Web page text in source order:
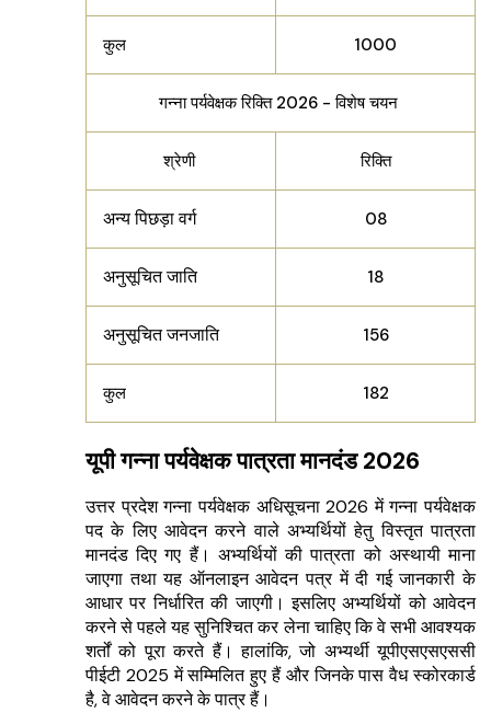
कुल 1000
गन्ना पर्यवेक्षक रिक्ति 2026 - विशेष चयन
श्रेणी रिक्ति
अन्य पिछड़ा वर्ग 08
अनुसूचित जाति 18
अनुसूचित जनजाति 156
कुल 182
यूपी गन्ना पर्यवेक्षक पात्रता मानदंड 2026
उत्तर प्रदेश गन्ना पर्यवेक्षक अधिसूचना 2026 में गन्ना पर्यवेक्षक
पद के लिए आवेदन करने वाले अभ्यर्थियों हेतु विस्तृत पात्रता
मानदंड दिए गए हैं। अभ्यर्थियों की पात्रता को अस्थायी माना
जाएगा तथा यह ऑनलाइन आवेदन पत्र में दी गई जानकारी के
आधार पर निर्धारित की जाएगी। इसलिए अभ्यर्थियों को आवेदन
करने से पहले यह सुनिश्चित कर लेना चाहिए कि वे सभी आवश्यक
शर्तों को पूरा करते हैं। हालांकि, जो अभ्यर्थी यूपीएसएसएससी
पीईटी 2025 में सम्मिलित हुए हैं और जिनके पास वैध स्कोरकार्ड
है, वे आवेदन करने के पात्र हैं।